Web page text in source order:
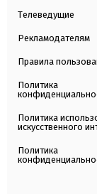
Телеведущие
Рекламодателям
Правила
Политика
Политика
искусственного
Политика